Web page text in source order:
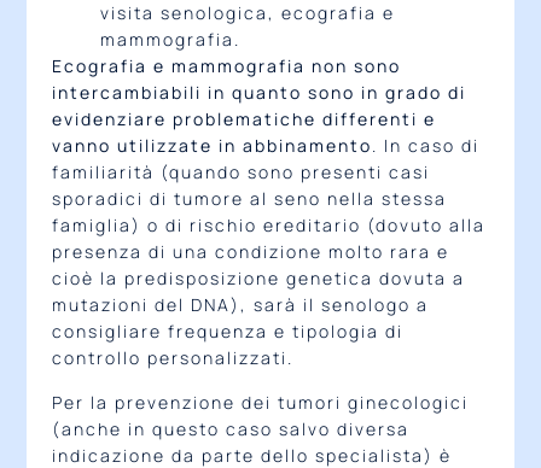
visita senologica, ecografia e
mammografia.
Ecografia e mammografia non sono
intercambiabili in quanto sono in grado di
evidenziare problematiche differenti e
vanno utilizzate in abbinamento. In caso di
familiarità (quando sono presenti casi
sporadici di tumore al seno nella stessa
famiglia) o di rischio ereditario (dovuto alla
presenza di una condizione molto rara e
cioè la predisposizione genetica dovuta a
mutazioni del DNA), sarà il senologo a
consigliare frequenza e tipologia di
controllo personalizzati.
Per la prevenzione dei tumori ginecologici
(anche in questo caso salvo diversa
indicazione da parte dello specialista) è